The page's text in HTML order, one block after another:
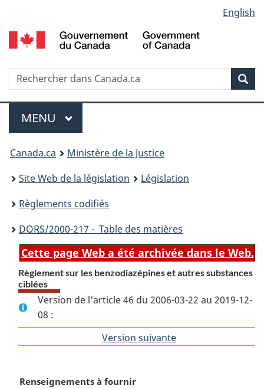
au
contenu
propos
de
la
HTML
simplifiée
selection
English
Recherche
Menu
MENU PRINCIPAL
You
are
here:
Canada.ca
Ministère de la Justice
Site Web de la législation
Législation
Règlements codifiés
DORS/2000-217 - Table des matières
Cette page Web a été archivée dans le Web.
Règlement sur les benzodiazépines et autres substances
ciblées
Version de l'article 46 du 2006-03-22 au 2019-12-
08 :
Version suivante
N
Renseignements à fournir